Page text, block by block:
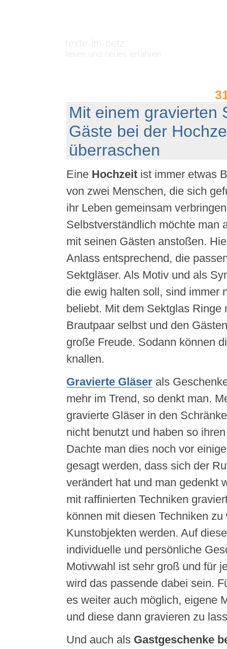
Mit einem gravierten
Gäste bei der
überraschen
Eine Hochzeit ist immer etwas
von zwei Menschen, die sich
ihr Leben gemeinsam
Selbstverständlich möchte man
mit seinen Gästen anstoßen.
Anlass entsprechend, die
Sektgläser. Als Motiv und als
die ewig halten soll, sind immer
beliebt. Mit dem Sektglas Ringe
Brautpaar selbst und den
große Freude. Sodann können
knallen.
Gravierte Gläserals
mehr im Trend, so denkt man.
gravierte Gläser in den
nicht benutzt und haben so
Dachte man dies noch vor
gesagt werden, dass sich der
verändert hat und man gedenkt
mit raffinierten Techniken
können mit diesen Techniken zu
Kunstobjekten werden. Auf
individuelle und persönliche
Motivwahl ist sehr groß und für
wird das passende dabei sein.
es weiter auch möglich, eigene
und diese dann gravieren zu
Und auch als Gastgeschenke